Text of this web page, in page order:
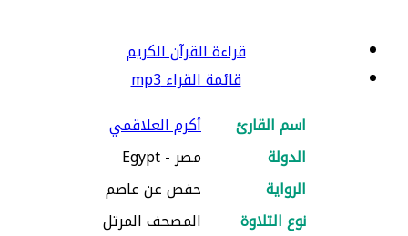
قراءة القرآن الكريم
قائمة القراء mp3
اسم القارئ
أكرم العلاقمي
الدولة
مصر - Egypt
الرواية
حفص عن عاصم
نوع التلاوة
المصحف المرتل